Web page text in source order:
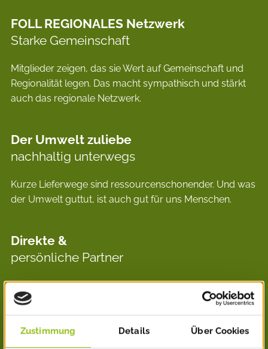
Zustimmung Details Über Cookies
FOLL REGIONALES Netzwerk
Starke Gemeinschaft
Mitglieder zeigen, das sie Wert auf Gemein­schaft und
Regio­nalität legen. Das macht sym­pathisch und stärkt
auch das regionale Netzwerk.
Der Umwelt zuliebe
nachhaltig unterwegs
Kurze Liefer­wege sind ressourcen­scho­nender. Und was
der Um­welt guttut, ist auch gut für uns Menschen.
Direkte &
persönliche Partner
Eine per­sönliche Partner­schaft mit Lieferanten ist heut­
zutage sehr wertvoll. Und wenn es etwas vor Ort zu
klären gibt, ist es nicht weit.